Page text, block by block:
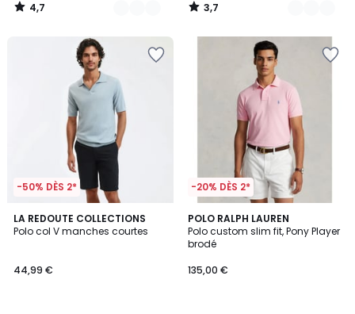
4,7
/
3,7
/
-50% DÈS 2*
LA REDOUTE COLLECTIONS
Polo col V manches courtes
44,99 €
4,5
/ 5
3
Couleurs
-20% DÈS 2*
POLO RALPH LAUREN
Polo custom slim fit, Pony Player
brodé
135,00 €
4,4
/ 5
2
Couleurs